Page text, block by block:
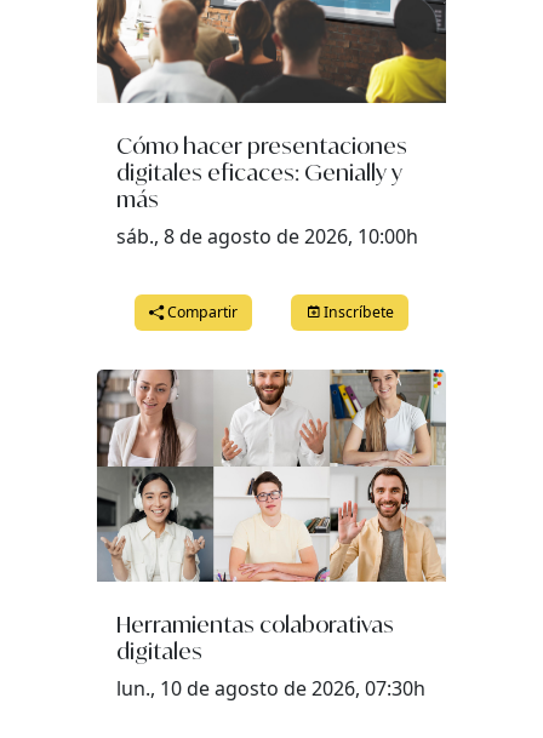
Cómo hacer presentaciones
digitales eficaces: Genially y
más
sáb., 8 de agosto de 2026, 10:00h
Compartir Inscríbete
Herramientas colaborativas
digitales
lun., 10 de agosto de 2026, 07:30h